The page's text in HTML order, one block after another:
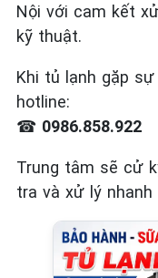
Nội với cam kết
kỹ thuật.
Khi tủ lạnh gặp
hotline:
☎ 0986.858.922
Trung tâm sẽ cử
tra và xử lý nhanh